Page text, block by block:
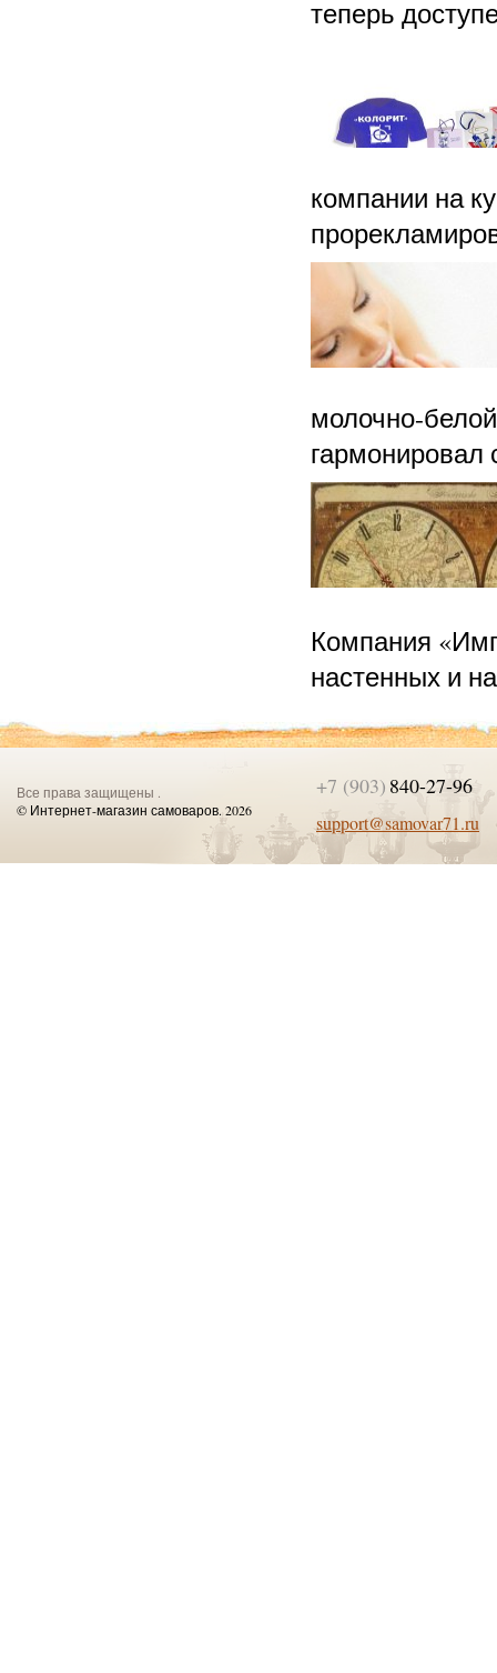
теперь
компании на
молочно-
гармонировал
Компания
настенных и
Все права защищены .
© Интернет-магазин самоваров. 2026
+7 (903) 840-27-96
support@samovar71.ru